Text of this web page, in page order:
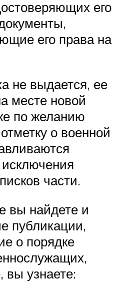
его
его права на
не выдается, ее
месте новой
по желанию
о военной
части.
вы найдете и
публикации,
о порядке
вы узнаете: